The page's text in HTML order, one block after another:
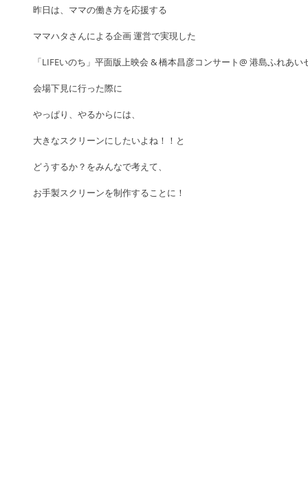
昨日は、ママの働き方を応援する
ママハタさんによる企画 運営で実現した
「LIFEいのち」平面版上映会 & 橋本昌彦コンサート@ 港島ふれあい
会場下見に行った際に
やっぱり、やるからには、
大きなスクリーンにしたいよね！！と
どうするか？をみんなで考えて、
お手製スクリーンを制作することに！